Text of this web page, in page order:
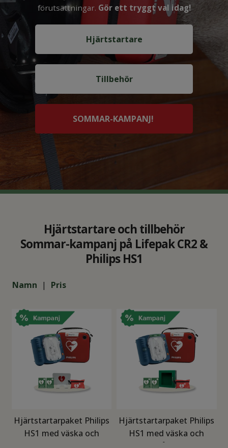
förutsättningar. Gör ett tryggt val idag!
Hjärtstartare
Tillbehör
SOMMAR-KAMPANJ!
Hjärtstartare och tillbehör
Sommar-kampanj på Lifepak CR2 &
Philips HS1
Namn Pris
Hjärtstartarpaket Philips
HS1 med väska och
Hjärtstartarpaket Philips
HS1 med väska och
plåtsk